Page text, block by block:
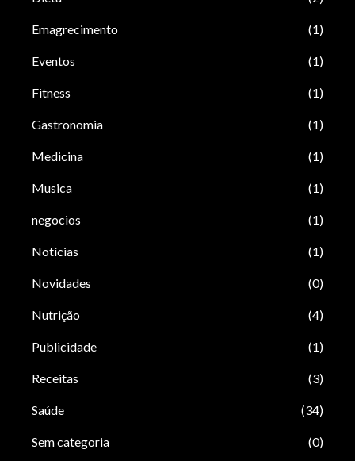
Emagrecimento (1)
Eventos (1)
Fitness (1)
Gastronomia (1)
Medicina (1)
Musica (1)
negocios (1)
Notícias (1)
Novidades (0)
Nutrição (4)
Publicidade (1)
Receitas (3)
Saúde (34)
Sem categoria (0)